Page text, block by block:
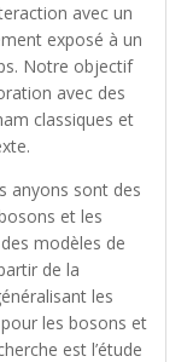
avec un
exposé à un
Notre objectif
avec des
classiques et
anyons sont des
et les
modèles de
de la
les
les bosons et
est l’étude